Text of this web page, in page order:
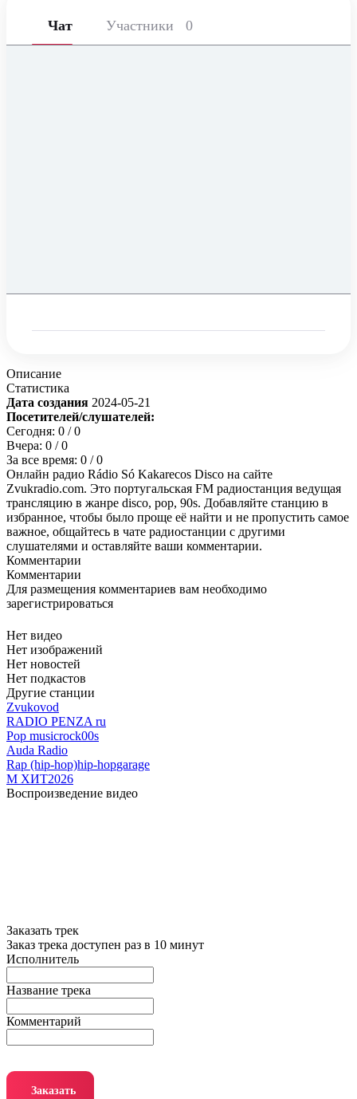
Чат Участники 0
Описание
Статистика
Дата создания 2024-05-21
Посетителей/слушателей:
Сегодня: 0 / 0
Вчера: 0 / 0
За все время: 0 / 0
Онлайн радио Rádio Só Kakarecos Disco на сайте
Zvukradio.com. Это португальская FM радиостанция ведущая
трансляцию в жанре disco, pop, 90s. Добавляйте станцию в
избранное, чтобы было проще её найти и не пропустить самое
важное, общайтесь в чате радиостанции с другими
слушателями и оставляйте ваши комментарии.
Комментарии
Комментарии
Для размещения комментариев вам необходимо
зарегистрироваться
Нет видео
Нет изображений
Нет новостей
Нет подкастов
Другие станции
Zvukovod
RADIO PENZA ru
Pop musicrock00s
Auda Radio
Rap (hip-hop)hip-hopgarage
М ХИТ2026
Воспроизведение видео
Заказать трек
Заказ трека доступен раз в 10 минут
Исполнитель
Название трека
Комментарий
Заказать